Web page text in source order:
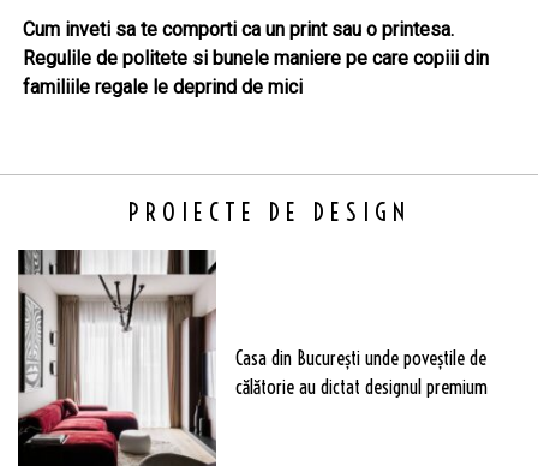
Cum inveti sa te comporti ca un print sau o printesa.
Regulile de politete si bunele maniere pe care copiii din
familiile regale le deprind de mici
PROIECTE DE DESIGN
Casa din București unde poveștile de
călătorie au dictat designul premium